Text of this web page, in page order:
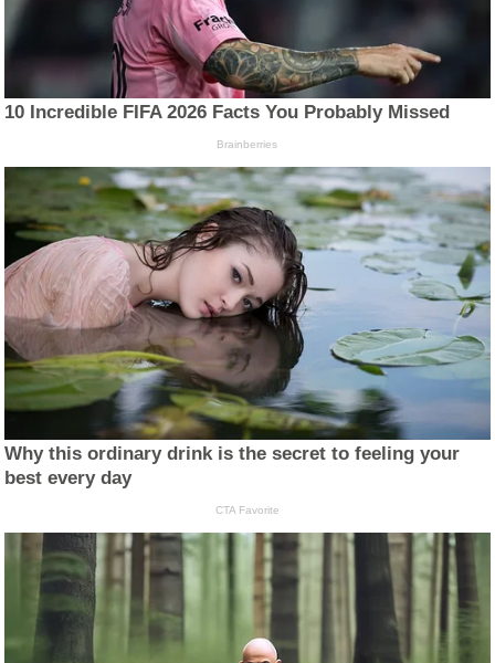
10 Incredible FIFA 2026 Facts You Probably Missed
Brainberries
Why this ordinary drink is the secret to feeling your
best every day
CTA Favorite